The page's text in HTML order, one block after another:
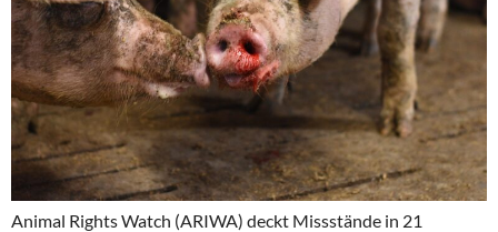
Animal Rights Watch (ARIWA) deckt Missstände in 21